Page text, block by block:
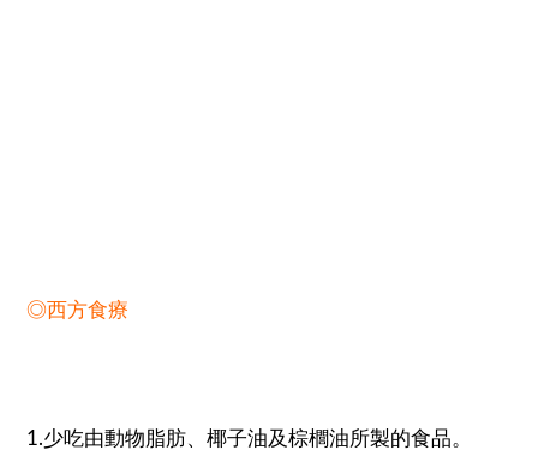
◎西方食療
1.少吃由動物脂肪、椰子油及棕櫚油所製的食品。